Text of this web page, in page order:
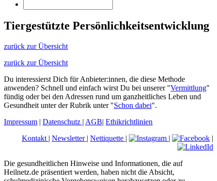
Tiergestützte Persönlichkeitsentwicklung
zurück zur Übersicht
zurück zur Übersicht
Du interessierst Dich für Anbieter:innen, die diese Methode
anwenden? Schnell und einfach wirst Du bei unserer "Vermittlung"
fündig oder bei den Adressen rund um ganzheitliches Leben und
Gesundheit unter der Rubrik unter "Schon dabei".
Impressum | Datenschutz | AGB| Ethikrichtlinien
Kontakt | Newsletter | Nettiquette | | |
Die gesundheitlichen Hinweise und Informationen, die auf
Heilnetz.de präsentiert werden, haben nicht die Absicht,